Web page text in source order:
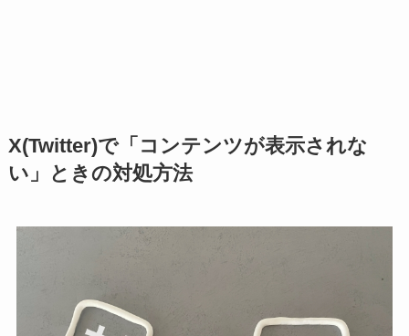
X(Twitter)で「コンテンツが表示されな
い」ときの対処方法